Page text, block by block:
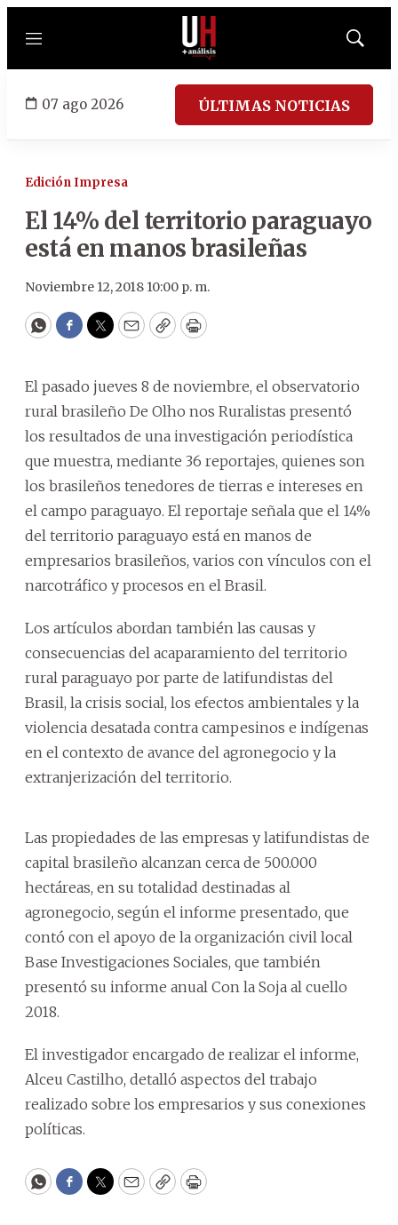
Menú
Mostrar
07 ago 2026 ÚLTIMAS NOTICIAS
Edición Impresa
El 14% del territorio paraguayo
está en manos brasileñas
Noviembre 12, 2018 10:00 p. m.
WhatsApp
Facebook
Twitter
EmailCopyPrint
El pasado jueves 8 de noviembre, el observatorio
rural brasileño De Olho nos Ruralistas presentó
los resultados de una investigación periodística
que muestra, mediante 36 reportajes, quienes son
los brasileños tenedores de tierras e intereses en
el campo paraguayo. El reportaje señala que el 14%
del territorio paraguayo está en manos de
empresarios brasileños, varios con vínculos con el
narcotráfico y procesos en el Brasil.
Los artículos abordan también las causas y
consecuencias del acaparamiento del territorio
rural paraguayo por parte de latifundistas del
Brasil, la crisis social, los efectos ambientales y la
violencia desatada contra campesinos e indígenas
en el contexto de avance del agronegocio y la
extranjerización del territorio.
Las propiedades de las empresas y latifundistas de
capital brasileño alcanzan cerca de 500.000
hectáreas, en su totalidad destinadas al
agronegocio, según el informe presentado, que
contó con el apoyo de la organización civil local
Base Investigaciones Sociales, que también
presentó su informe anual Con la Soja al cuello
2018.
El investigador encargado de realizar el informe,
Alceu Castilho, detalló aspectos del trabajo
realizado sobre los empresarios y sus conexiones
políticas.
WhatsApp
Facebook
Twitter
EmailCopyPrint